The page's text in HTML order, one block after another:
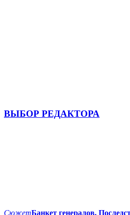
ВЫБОР РЕДАКТОРА
СюжетБанкет генералов.